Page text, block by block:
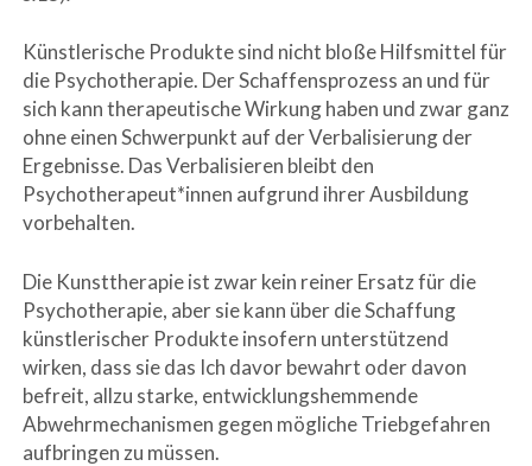
Künstlerische Produkte sind nicht bloße Hilfsmittel für
die Psychotherapie. Der Schaffensprozess an und für
sich kann therapeutische Wirkung haben und zwar ganz
ohne einen Schwerpunkt auf der Verbalisierung der
Ergebnisse. Das Verbalisieren bleibt den
Psychotherapeut*innen aufgrund ihrer Ausbildung
vorbehalten.
Die Kunsttherapie ist zwar kein reiner Ersatz für die
Psychotherapie, aber sie kann über die Schaffung
künstlerischer Produkte insofern unterstützend
wirken, dass sie das Ich davor bewahrt oder davon
befreit, allzu starke, entwicklungshemmende
Abwehrmechanismen gegen mögliche Triebgefahren
aufbringen zu müssen.